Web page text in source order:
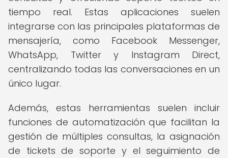
tiempo real. Estas aplicaciones suelen
integrarse con las principales plataformas de
mensajería, como Facebook Messenger,
WhatsApp, Twitter y Instagram Direct,
centralizando todas las conversaciones en un
único lugar.
Además, estas herramientas suelen incluir
funciones de automatización que facilitan la
gestión de múltiples consultas, la asignación
de tickets de soporte y el seguimiento de